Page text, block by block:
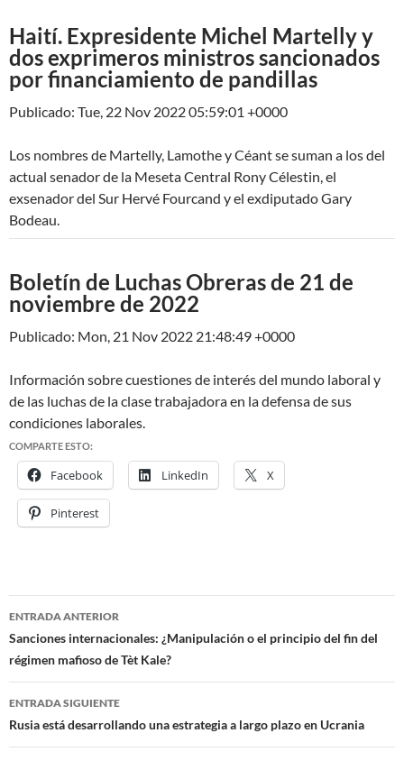
Haití. Expresidente Michel Martelly y
dos exprimeros ministros sancionados
por financiamiento de pandillas
Publicado: Tue, 22 Nov 2022 05:59:01 +0000
Los nombres de Martelly, Lamothe y Céant se suman a los del
actual senador de la Meseta Central Rony Célestin, el
exsenador del Sur Hervé Fourcand y el exdiputado Gary
Bodeau.
Boletín de Luchas Obreras de 21 de
noviembre de 2022
Publicado: Mon, 21 Nov 2022 21:48:49 +0000
Información sobre cuestiones de interés del mundo laboral y
de las luchas de la clase trabajadora en la defensa de sus
condiciones laborales.
COMPARTE ESTO:
Facebook LinkedIn X
Pinterest
Navegación
de
entradas
ENTRADA ANTERIOR
Sanciones internacionales: ¿Manipulación o el principio del fin del
régimen mafioso de Tèt Kale?
ENTRADA SIGUIENTE
Rusia está desarrollando una estrategia a largo plazo en Ucrania